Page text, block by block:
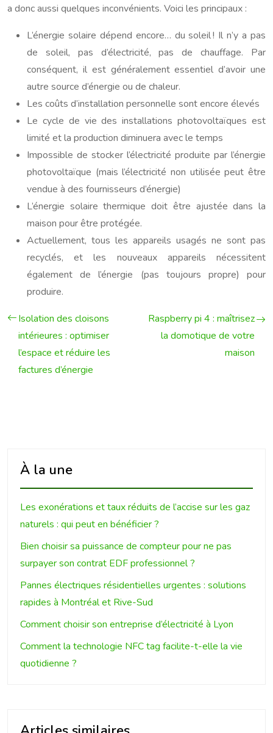
a donc aussi quelques inconvénients. Voici les principaux :
L’énergie solaire dépend encore… du soleil ! Il n’y a pas
de soleil, pas d’électricité, pas de chauffage. Par
conséquent, il est généralement essentiel d’avoir une
autre source d’énergie ou de chaleur.
Les coûts d’installation personnelle sont encore élevés
Le cycle de vie des installations photovoltaïques est
limité et la production diminuera avec le temps
Impossible de stocker l’électricité produite par l’énergie
photovoltaïque (mais l’électricité non utilisée peut être
vendue à des fournisseurs d’énergie)
L’énergie solaire thermique doit être ajustée dans la
maison pour être protégée.
Actuellement, tous les appareils usagés ne sont pas
recyclés, et les nouveaux appareils nécessitent
également de l’énergie (pas toujours propre) pour
produire.
Isolation des cloisons
intérieures : optimiser
l’espace et réduire les
factures d’énergie
Raspberry pi 4 : maîtrisez
la domotique de votre
maison
À la une
Les exonérations et taux réduits de l’accise sur les gaz
naturels : qui peut en bénéficier ?
Bien choisir sa puissance de compteur pour ne pas
surpayer son contrat EDF professionnel ?
Pannes électriques résidentielles urgentes : solutions
rapides à Montréal et Rive-Sud
Comment choisir son entreprise d’électricité à Lyon
Comment la technologie NFC tag facilite-t-elle la vie
quotidienne ?